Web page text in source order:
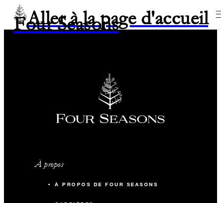
Aller à la page d'accueil
Four Seasons
À propos
À PROPOS DE FOUR SEASONS